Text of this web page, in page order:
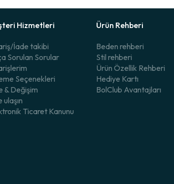
Hizmetleri
İade takibi
Sorulan Sorular
Seçenekleri
& Değişim
ulaşın
Ticaret Kanunu
Ürün Rehberi
Beden rehberi
Stil rehberi
Ürün Özellik Rehberi
Hediye Kartı
BolClub Avantajları